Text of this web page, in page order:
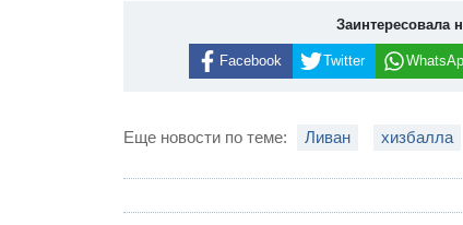
Заинтересовала
Facebook Twitter
Еще новости по теме: Ливан хизбалла